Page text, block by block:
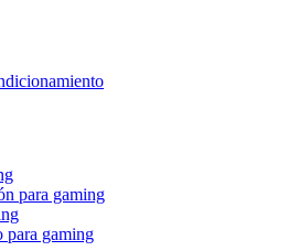
para gaming
para gaming